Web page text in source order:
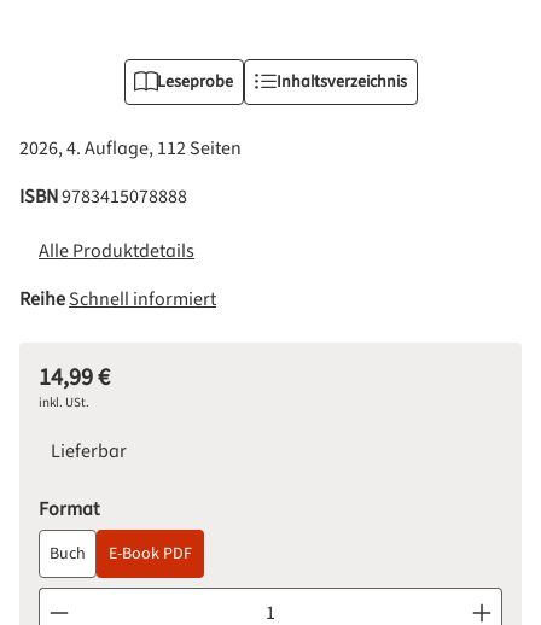
Leseprobe Inhaltsverzeichnis
2026, 4. Auflage, 112 Seiten
ISBN9783415078888
Alle Produktdetails
ReiheSchnell informiert
Regulärer Preis:
14,99 €
inkl. USt.
Lieferbar
Formatauswählen
Buch E-Book PDF
Produkt Anzahl: Gib den gewünschten Wert ein oder